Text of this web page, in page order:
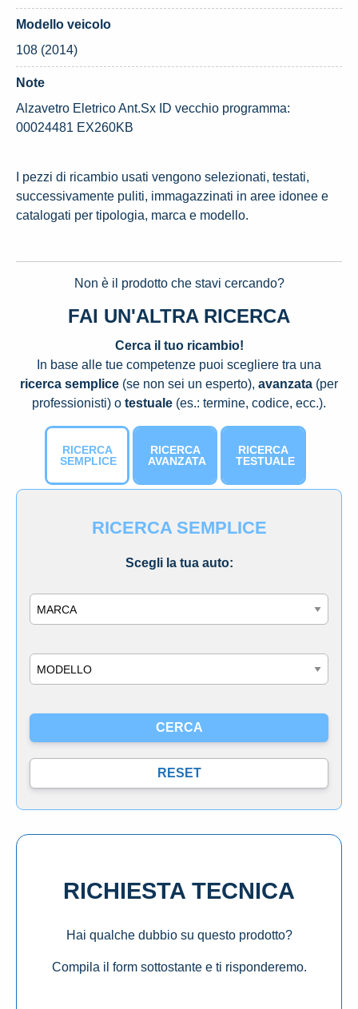
Modello veicolo
108 (2014)
Note
Alzavetro Eletrico Ant.Sx ID vecchio programma:
00024481 EX260KB
I pezzi di ricambio usati vengono selezionati, testati,
successivamente puliti, immagazzinati in aree idonee e
catalogati per tipologia, marca e modello.
Non è il prodotto che stavi cercando?
FAI UN'ALTRA RICERCA
Cerca il tuo ricambio!
In base alle tue competenze puoi scegliere tra una
ricerca semplice (se non sei un esperto), avanzata (per
professionisti) o testuale (es.: termine, codice, ecc.).
RICERCA
SEMPLICE
RICERCA
AVANZATA
RICERCA
TESTUALE
RICERCA SEMPLICE
Scegli la tua auto:
RICHIESTA TECNICA
Hai qualche dubbio su questo prodotto?
Compila il form sottostante e ti risponderemo.